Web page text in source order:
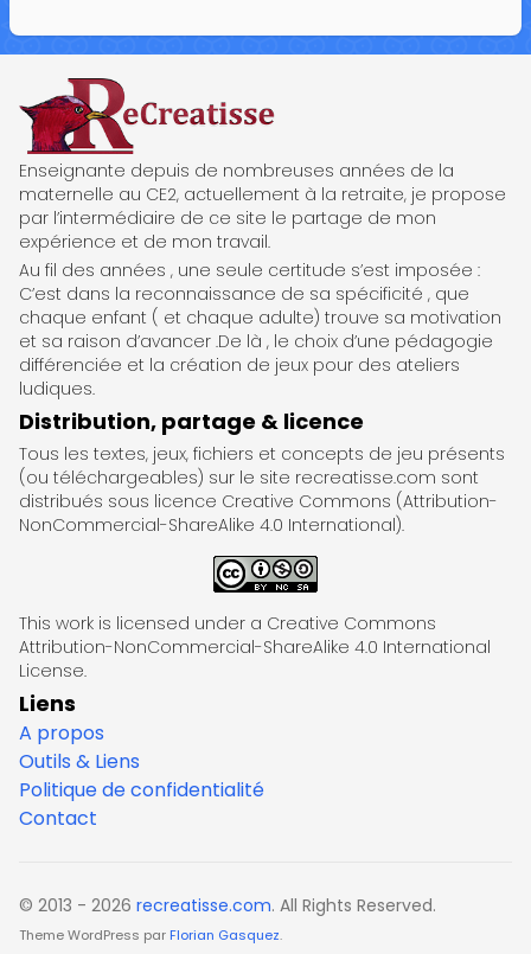
ReCreatisse
Enseignante depuis de nombreuses années de la
maternelle au CE2, actuellement à la retraite, je propose
par l’intermédiaire de ce site le partage de mon
expérience et de mon travail.
Au fil des années , une seule certitude s’est imposée :
C’est dans la reconnaissance de sa spécificité , que
chaque enfant ( et chaque adulte) trouve sa motivation
et sa raison d’avancer .De là , le choix d’une pédagogie
différenciée et la création de jeux pour des ateliers
ludiques.
Distribution, partage & licence
Tous les textes, jeux, fichiers et concepts de jeu présents
(ou téléchargeables) sur le site recreatisse.com sont
distribués sous licence Creative Commons (Attribution-
NonCommercial-ShareAlike 4.0 International).
This work is licensed under a Creative Commons
Attribution-NonCommercial-ShareAlike 4.0 International
License.
Liens
A propos
Outils & Liens
Politique de confidentialité
Contact
© 2013 - 2026 recreatisse.com. All Rights Reserved.
Theme WordPress par Florian Gasquez.